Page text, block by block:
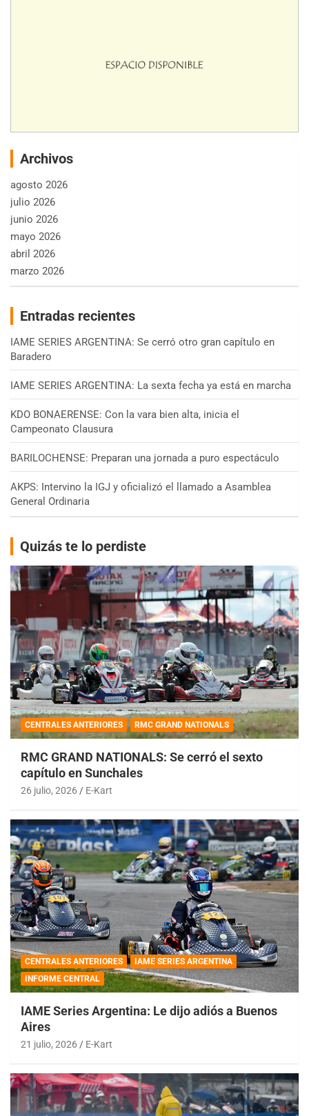
Archivos
agosto 2026
julio 2026
junio 2026
mayo 2026
abril 2026
marzo 2026
Entradas recientes
IAME SERIES ARGENTINA: Se cerró otro gran capítulo en
Baradero
IAME SERIES ARGENTINA: La sexta fecha ya está en marcha
KDO BONAERENSE: Con la vara bien alta, inicia el
Campeonato Clausura
BARILOCHENSE: Preparan una jornada a puro espectáculo
AKPS: Intervino la IGJ y oficializó el llamado a Asamblea
General Ordinaria
Quizás te lo perdiste
CENTRALES ANTERIORES RMC GRAND NATIONALS
RMC GRAND NATIONALS: Se cerró el sexto
capítulo en Sunchales
26 julio, 2026 E-Kart
CENTRALES ANTERIORES
IAME SERIES ARGENTINA
INFORME CENTRAL
IAME Series Argentina: Le dijo adiós a Buenos
Aires
21 julio, 2026 E-Kart